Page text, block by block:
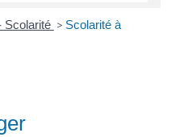
Scolarité > Scolarité à